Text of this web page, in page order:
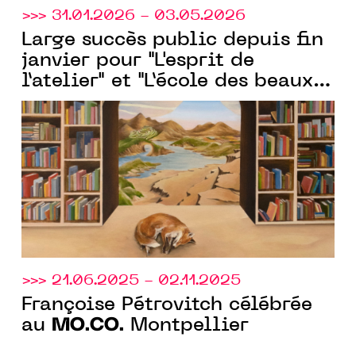
>>> 31.01.2026 - 03.05.2026
Large succès public depuis fin
janvier pour "L'esprit de
l’atelier" et "L’école des beaux-
arts de Montpellier", les deux
expositions portées par le
MO.CO.
>>> 21.06.2025 - 02.11.2025
Françoise Pétrovitch célébrée
au MO.CO. Montpellier